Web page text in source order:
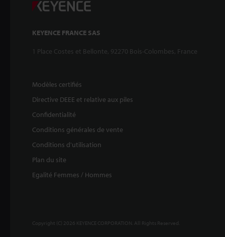
KEYENCE FRANCE SAS
1 Place Costes et Bellonte, 92270 Bois-Colombes, France
Modèles certifiés
Directive DEEE et relative aux piles
Confidentialité
Conditions générales de vente
Conditions d'utilisation
Plan du site
Egalité Femmes / Hommes
Copyright (C) 2026 KEYENCE CORPORATION. All Rights Reserved.